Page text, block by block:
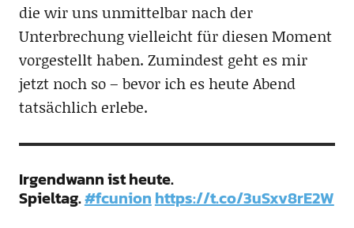
die wir uns unmittelbar nach der
Unterbrechung vielleicht für diesen Moment
vorgestellt haben. Zumindest geht es mir
jetzt noch so – bevor ich es heute Abend
tatsächlich erlebe.
Irgendwann ist heute.
Spieltag.#fcunionhttps://t.co/3uSxv8rE2W